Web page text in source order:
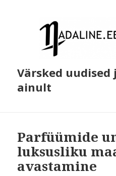
Värsked
ainult
Parfüümide
luksusliku
avastamine